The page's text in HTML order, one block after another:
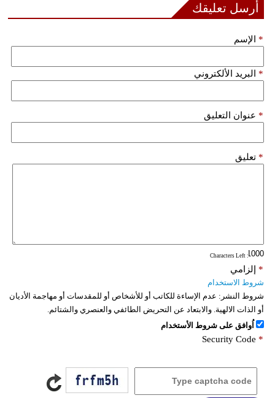
أرسل تعليقك
الإسم *
البريد الألكتروني *
عنوان التعليق *
تعليق *
: Characters Left
إلزامي *
شروط الاستخدام
شروط النشر: عدم الإساءة للكاتب أو للأشخاص أو للمقدسات أو مهاجمة الأديان
أو الذات الالهية. والابتعاد عن التحريض الطائفي والعنصري والشتائم.
اُوافق على شروط الأستخدام
Security Code *